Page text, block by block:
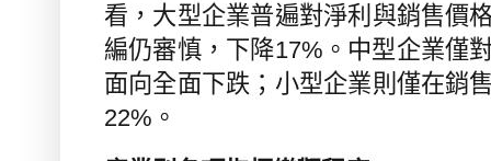
看， 大型企業普遍對淨利與銷售價
編仍審慎，下降17% 。中型企業僅
面向全面下跌；小型企業則僅在銷
22% 。